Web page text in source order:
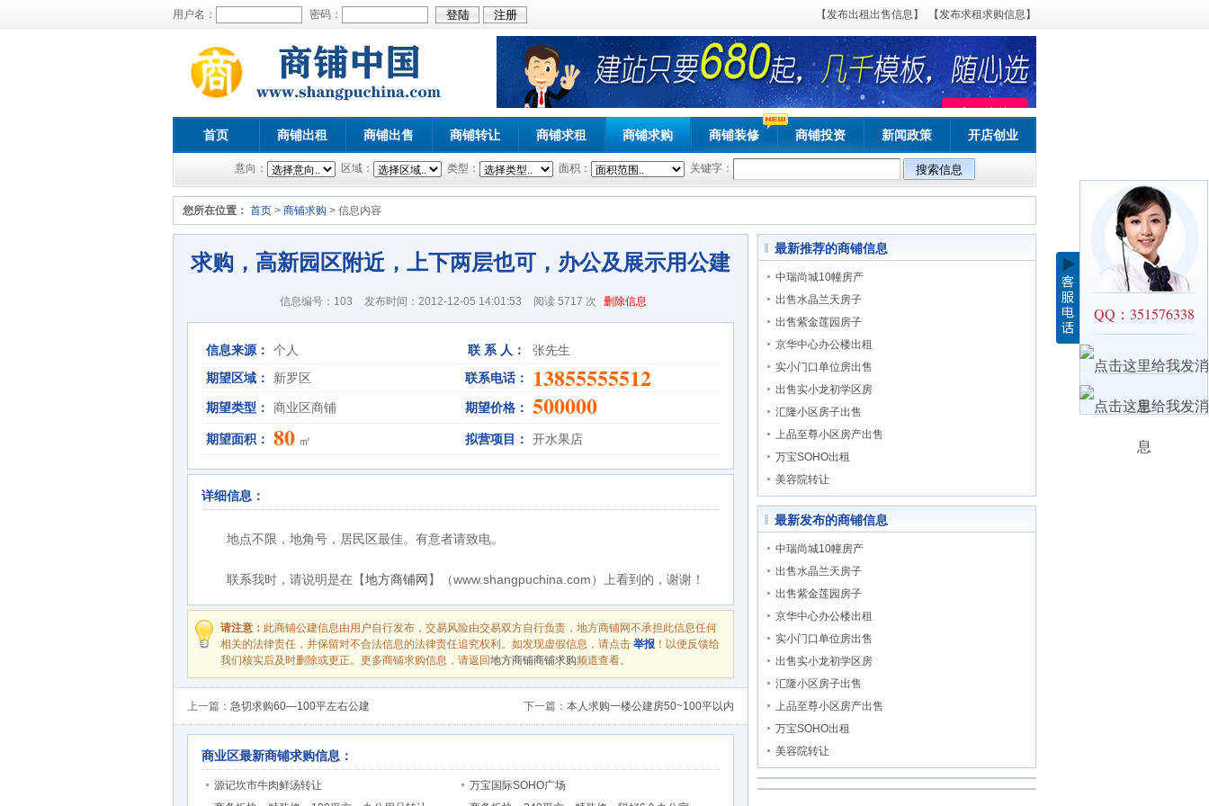
QQ：351576338
用户名： 密码： 【发布出租出售信息】 【发布求租求购信息】
首页 商铺出租 商铺出售 商铺转让 商铺求租 商铺求购 商铺装修 商铺投资 新闻政策 开店创业
意向： 区域： 类型： 面积： 关键字：
您所在位置： 首页 > 商铺求购 > 信息内容
求购，高新园区附近，上下两层也可，办公及展示用公建
信息编号：103 发布时间：2012-12-05 14:01:53 阅读 5717 次 删除信息
信息来源： 个人 联 系 人：
张先生
期望区域：
新罗区 联系电话： 13855555512
期望类型： 商业区商铺 期望价格： 500000
期望面积： 80 ㎡ 拟营项目： 开水果店
详细信息：
地点不限，地角号，居民区最佳。有意者请致电。
联系我时，请说明是在【地方商铺网 】（www.shangpuchina.com）上看到的，谢谢！
请注意： 此商铺公建信息由用户自行发布，交易风险由交易双方自行负责，地方商铺网不承担此信息任何
相关的法律责任，并保留对不合法信息的法律责任追究权利。如发现虚假信息，请点击 举报 ！以便反馈给
我们核实后及时删除或更正。更多商铺求购信息，请返回地方商铺商铺求购频道查看。
上一篇： 急切求购60—100平左右公建 下一篇： 本人求购一楼公建房50~100平以内
商业区最新商铺求购信息：
源记坎市牛肉鲜汤转让
万宝国际SOHO广场
最新推荐的商铺信息
中瑞尚城10幢房产
出售水晶兰天房子
出售紫金莲园房子
京华中心办公楼出租
实小门口单位房出售
出售实小龙初学区房
汇隆小区房子出售
上品至尊小区房产出售
万宝SOHO出租
美容院转让
最新发布的商铺信息
中瑞尚城10幢房产
出售水晶兰天房子
出售紫金莲园房子
京华中心办公楼出租
实小门口单位房出售
出售实小龙初学区房
汇隆小区房子出售
上品至尊小区房产出售
万宝SOHO出租
美容院转让